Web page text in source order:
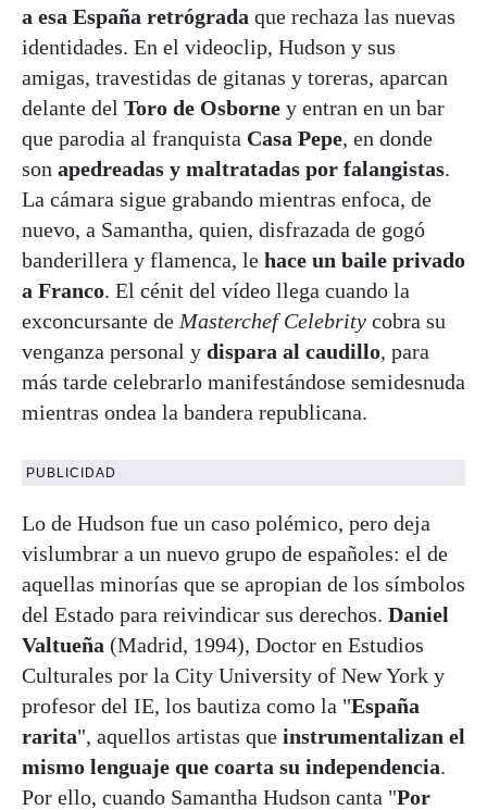
a esa España retrógrada que rechaza las nuevas
identidades. En el videoclip, Hudson y sus
amigas, travestidas de gitanas y toreras, aparcan
delante del Toro de Osborne y entran en un bar
que parodia al franquista Casa Pepe, en donde
son apedreadas y maltratadas por falangistas.
La cámara sigue grabando mientras enfoca, de
nuevo, a Samantha, quien, disfrazada de gogó
banderillera y flamenca, le hace un baile privado
a Franco. El cénit del vídeo llega cuando la
exconcursante de Masterchef Celebrity cobra su
venganza personal y dispara al caudillo, para
más tarde celebrarlo manifestándose semidesnuda
mientras ondea la bandera republicana.
PUBLICIDAD
Lo de Hudson fue un caso polémico, pero deja
vislumbrar a un nuevo grupo de españoles: el de
aquellas minorías que se apropian de los símbolos
del Estado para reivindicar sus derechos. Daniel
Valtueña (Madrid, 1994), Doctor en Estudios
Culturales por la City University of New York y
profesor del IE, los bautiza como la "España
rarita", aquellos artistas que instrumentalizan el
mismo lenguaje que coarta su independencia.
Por ello, cuando Samantha Hudson canta "Por